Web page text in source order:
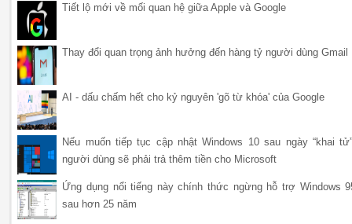
Tiết lộ mới về mối quan hệ giữa Apple và Google
Thay đổi quan trọng ảnh hưởng đến hàng tỷ người dùng Gmail
AI - dấu chấm hết cho kỷ nguyên 'gõ từ khóa' của Google
Nếu muốn tiếp tục cập nhật Windows 10 sau ngày “khai
người dùng sẽ phải trả thêm tiền cho Microsoft
Ứng dụng nổi tiếng này chính thức ngừng hỗ trợ Windows
sau hơn 25 năm